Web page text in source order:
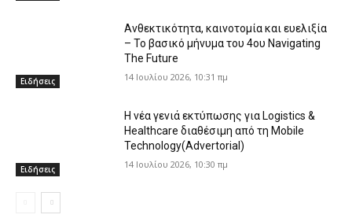
Ειδήσεις
Ανθεκτικότητα, καινοτομία και ευελιξία
– Το βασικό μήνυμα του 4ου Navigating
The Future
14 Ιουλίου 2026, 10:31 πμ
Ειδήσεις
Η νέα γενιά εκτύπωσης για Logistics &
Healthcare διαθέσιμη από τη Mobile
Technology(Advertorial)
14 Ιουλίου 2026, 10:30 πμ